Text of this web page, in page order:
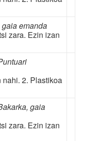
emanda
zara. Ezin izan
nahi. 2. Plastikoa
gaia
zara. Ezin izan